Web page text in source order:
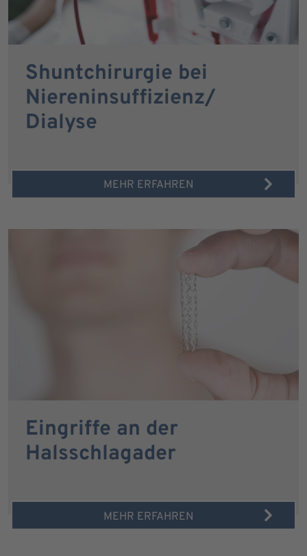
Shuntchirurgie bei
Niereninsuffizienz/
Dialyse
MEHR ERFAHREN
Eingriffe an der
Halsschlagader
MEHR ERFAHREN